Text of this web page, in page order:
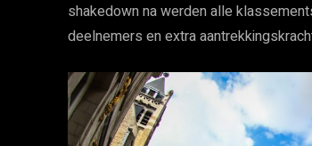
shakedown na werden alle
deelnemers en extra